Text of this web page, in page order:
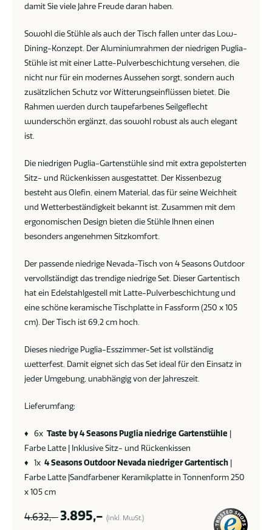
damit Sie viele Jahre Freude daran haben.
Sowohl die Stühle als auch der Tisch fallen unter das Low-
Dining-Konzept. Der Aluminiumrahmen der niedrigen Puglia-
Stühle ist mit einer Latte-Pulverbeschichtung versehen, die
nicht nur für ein modernes Aussehen sorgt, sondern auch
zusätzlichen Schutz vor Witterungseinflüssen bietet. Die
Rahmen werden durch taupefarbenes Seilgeflecht
wunderschön ergänzt, das sowohl robust als auch elegant
ist.
Die niedrigen Puglia-Gartenstühle sind mit extra gepolsterten
Sitz- und Rückenkissen ausgestattet. Der Kissenbezug
besteht aus Olefin, einem Material, das für seine Weichheit
und Wetterbeständigkeit bekannt ist. Zusammen mit dem
ergonomischen Design bieten die Stühle Ihnen einen
besonders angenehmen Sitzkomfort.
Der passende niedrige Nevada-Tisch von 4 Seasons Outdoor
vervollständigt das trendige niedrige Set. Dieser Gartentisch
hat ein Edelstahlgestell mit Latte-Pulverbeschichtung und
eine schöne keramische Tischplatte in Fassform (250 x 105
cm). Der Tisch ist 69,2 cm hoch.
Dieses niedrige Puglia-Esszimmer-Set ist vollständig
wetterfest. Damit eignet sich das Set ideal für den Einsatz in
jeder Umgebung, unabhängig von der Jahreszeit.
Lieferumfang:
♦ 6x Taste by 4 Seasons Puglia niedrige Gartenstühle |
Farbe Latte | Inklusive Sitz- und Rückenkissen
♦ 1x 4 Seasons OutdoorNevada niedriger Gartentisch |
Farbe Latte |Sandfarbener Keramikplatte in Tonnenform 250
x 105 cm
4.632,- 3.895,- (inkl. MwSt.)